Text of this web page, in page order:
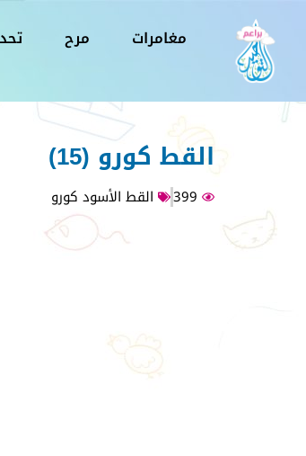
مغامرات مرح
القط كورو (15)
399 القط الأسود كورو